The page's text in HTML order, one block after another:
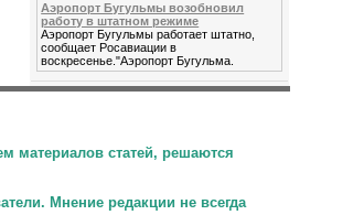
Аэропорт Бугульмы возобновил
работу в штатном режиме
Аэропорт Бугульмы работает штатно,
сообщает Росавиации в
воскресенье."Аэропорт Бугульма.
материалов статей, решаются
Мнение редакции не всегда